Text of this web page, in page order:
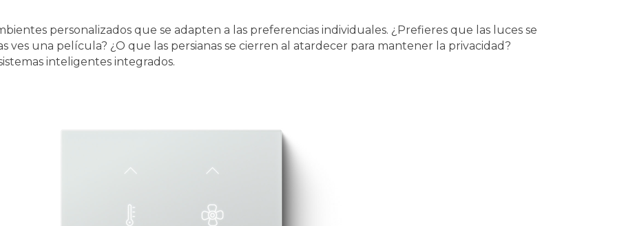
personalizados que se adapten a las preferencias individuales. ¿Prefieres que las luces se
una película? ¿O que las persianas se cierren al atardecer para mantener la privacidad?
inteligentes integrados.